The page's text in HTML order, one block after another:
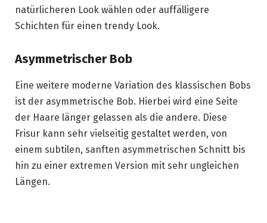
natürlicheren Look wählen oder auffälligere
Schichten für einen trendy Look.
Asymmetrischer Bob
Eine weitere moderne Variation des klassischen Bobs
ist der asymmetrische Bob. Hierbei wird eine Seite
der Haare länger gelassen als die andere. Diese
Frisur kann sehr vielseitig gestaltet werden, von
einem subtilen, sanften asymmetrischen Schnitt bis
hin zu einer extremen Version mit sehr ungleichen
Längen.